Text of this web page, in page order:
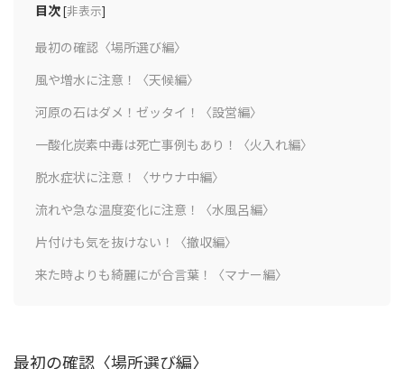
目次[非表示]
最初の確認〈場所選び編〉
風や増水に注意！〈天候編〉
河原の石はダメ！ゼッタイ！〈設営編〉
一酸化炭素中毒は死亡事例もあり！〈火入れ編〉
脱水症状に注意！〈サウナ中編〉
流れや急な温度変化に注意！〈水風呂編〉
片付けも気を抜けない！〈撤収編〉
来た時よりも綺麗にが合言葉！〈マナー編〉
最初の確認〈場所選び編〉